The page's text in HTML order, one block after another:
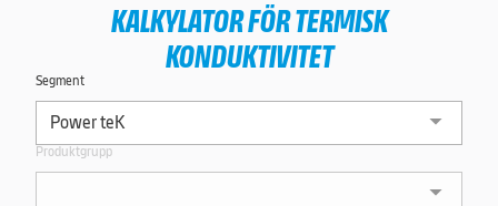
KALKYLATOR FÖR TERMISK
KONDUKTIVITET
Segment
Produktgrupp